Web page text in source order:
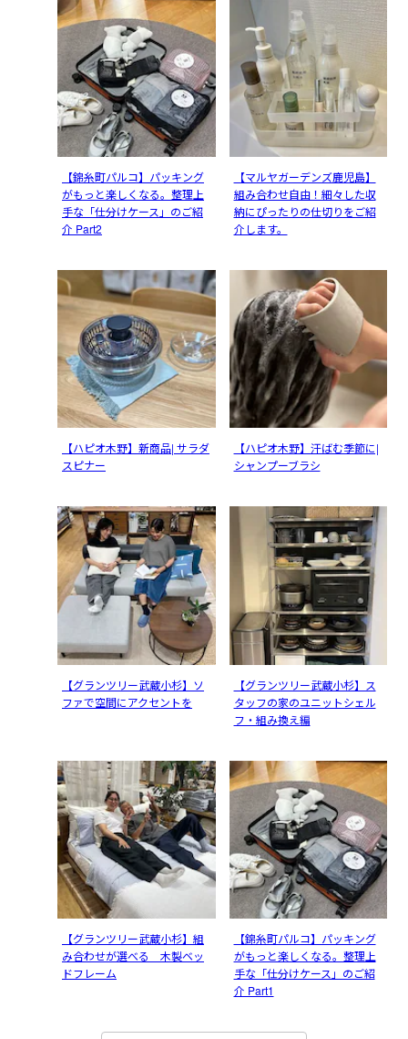
【錦糸町パルコ】パッキング
がもっと楽しくなる。整理上
手な「仕分けケース」のご紹
介 Part2
【マルヤガーデンズ鹿児島】
組み合わせ自由！細々した収
納にぴったりの仕切りをご紹
介します。
【ハピオ木野】新商品| サラダ
スピナー
【ハピオ木野】汗ばむ季節に|
シャンプーブラシ
【グランツリー武蔵小杉】ソ
ファで空間にアクセントを
【グランツリー武蔵小杉】ス
タッフの家のユニットシェル
フ・組み換え編
【グランツリー武蔵小杉】組
み合わせが選べる 木製ベッ
ドフレーム
【錦糸町パルコ】パッキング
がもっと楽しくなる。整理上
手な「仕分けケース」のご紹
介 Part1